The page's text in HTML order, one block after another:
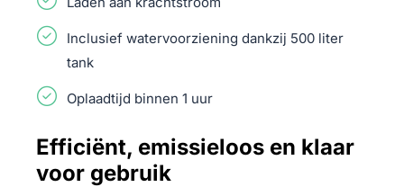
Inclusief watervoorziening dankzij 500 liter
tank
Oplaadtijd binnen 1 uur
Efficiënt, emissieloos en klaar
voor gebruik